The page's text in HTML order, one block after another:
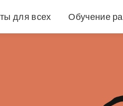
для всех Обучение